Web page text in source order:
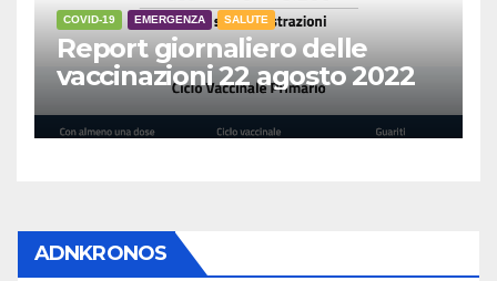
COVID-19 EMERGENZA SALUTE
Report giornaliero delle
vaccinazioni 22 agosto 2022
ADNKRONOS